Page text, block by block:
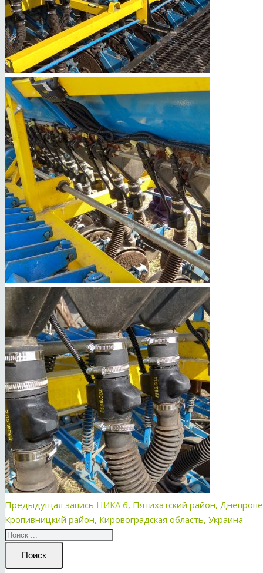
Предыдущая запись НИКА 6, Пятихатский район,
Кропивницкий район, Кировоградская область, Украина
Поиск